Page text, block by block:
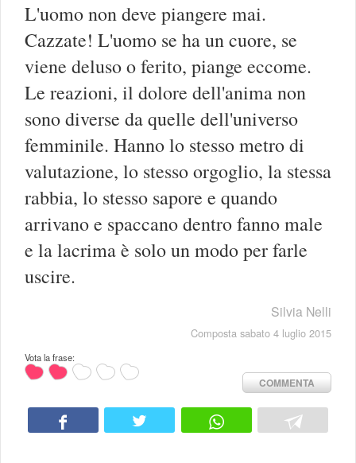
L'uomo non deve piangere mai.
Cazzate! L'uomo se ha un cuore, se
viene deluso o ferito, piange eccome.
Le reazioni, il dolore dell'anima non
sono diverse da quelle dell'universo
femminile. Hanno lo stesso metro di
valutazione, lo stesso orgoglio, la stessa
rabbia, lo stesso sapore e quando
arrivano e spaccano dentro fanno male
e la lacrima è solo un modo per farle
uscire.
Silvia Nelli
Composta sabato 4 luglio 2015
Vota la frase:
COMMENTA